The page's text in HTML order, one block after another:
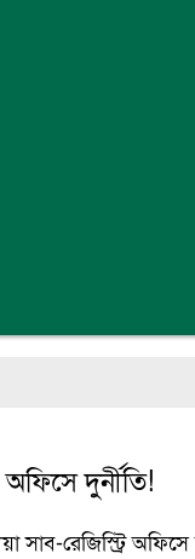
দুর্নীতি!
সাব-রেজিস্ট্রি